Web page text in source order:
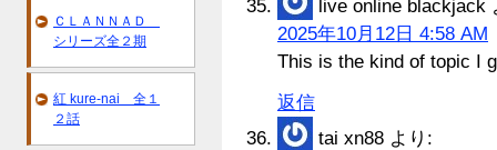
live online blackjack
2025年10月12日 4:58 AM
This is the kind of topic I
返信
tai xn88 より:
ＣＬＡＮＮＡＤ
シリーズ全２期
紅 kure-nai 全１
２話